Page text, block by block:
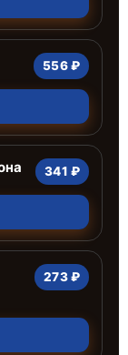
556 ₽
341 ₽
273 ₽